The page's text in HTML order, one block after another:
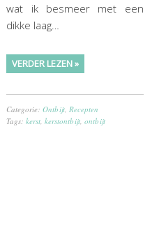
wat ik besmeer met een
dikke laag…
VERDER LEZEN »
Categorie:Ontbijt,Recepten
Tags:kerst,kerstontbijt,ontbijt